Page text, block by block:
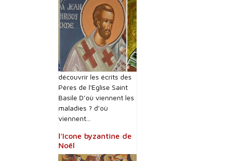
découvrir les écrits des
Pères de l'Eglise Saint
Basile D’où viennent les
maladies ? d’où
viennent...
l’Icone byzantine de
Noël